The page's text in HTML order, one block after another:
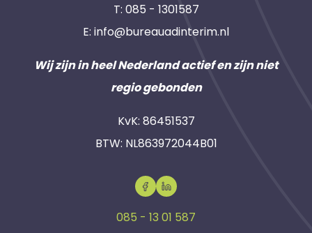
T: 085 - 1301587
E: info@bureauadinterim.nl
Wij zijn in heel Nederland actief en zijn niet
regio gebonden
KvK: 86451537
BTW: NL863972044B01
085 - 13 01 587